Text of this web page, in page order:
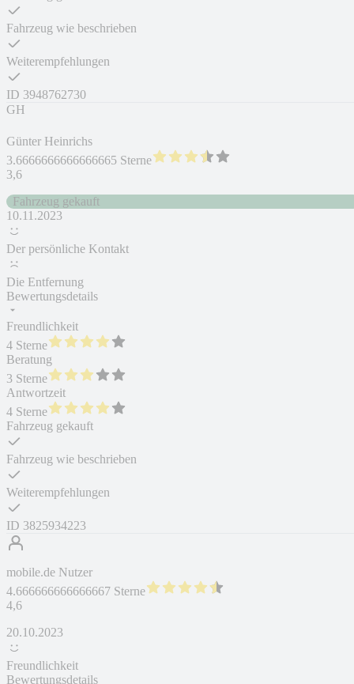
Fahrzeug wie beschrieben
Weiterempfehlungen
ID 3948762730
GH
Günter Heinrichs
3.6666666666666665 Sterne
3,6
Fahrzeug gekauft
10.11.2023
Der persönliche Kontakt
Die Entfernung
Bewertungsdetails
Freundlichkeit
4 Sterne
Beratung
3 Sterne
Antwortzeit
4 Sterne
Fahrzeug gekauft
Fahrzeug wie beschrieben
Weiterempfehlungen
ID 3825934223
mobile.de Nutzer
4.666666666666667 Sterne
4,6
20.10.2023
Freundlichkeit
Bewertungsdetails